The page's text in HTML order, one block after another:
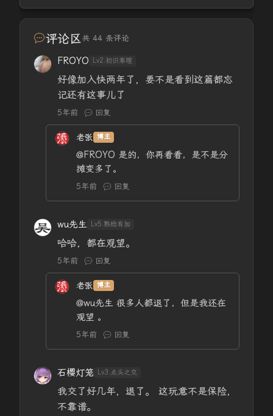
评论区共 44 条评论
FROYO Lv2.初识寒暄
好像加入快两年了，要不是看到这篇都忘
记还有这事儿了
5年前 回复
老张 博主
@FROYO 是的，你再看看，是不是分
摊变多了。
5年前 回复
wu先生 Lv5.熟稔有加
哈哈，都在观望。
5年前 回复
老张 博主
@wu先生 很多人都退了，但是我还在
观望 。
5年前 回复
石樱灯笼 Lv3.点头之交
我交了好几年，退了。 这玩意不是保险，
不靠谱。